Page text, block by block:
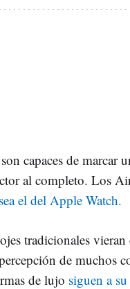
capaces de marcar
al completo. Los
el del Apple Watch.
tradicionales vieran
de muchos
de lujo siguen a